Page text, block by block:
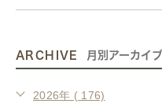
ARCHIVE 月別アーカイブ
2026年 ( 176)